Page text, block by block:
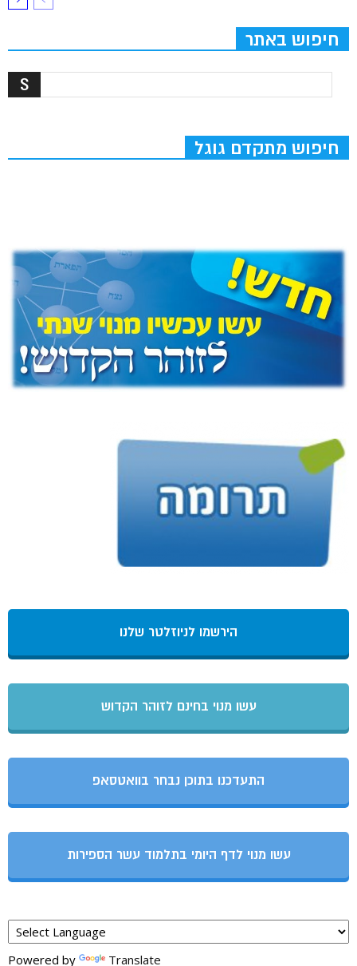
חיפוש באתר
חיפוש מתקדם גוגל
הירשמו לניוזלטר שלנו
עשו מנוי בחינם לזוהר הקדוש
התעדכנו בתוכן נבחר בוואטסאפ
עשו מנוי לדף היומי בתלמוד עשר הספירות
Powered by Translate